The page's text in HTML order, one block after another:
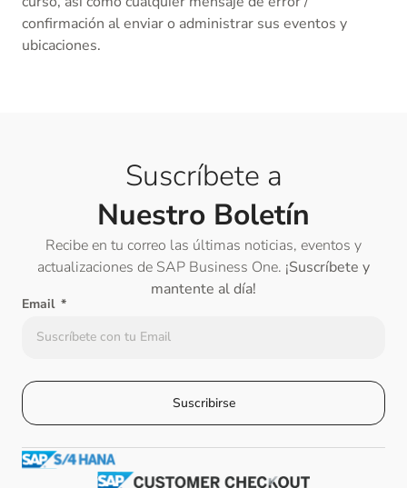
confirmación al enviar o administrar sus eventos y
ubicaciones.
Suscríbete a
Nuestro Boletín
Recibe en tu correo las últimas noticias, eventos y
actualizaciones de SAP Business One. ¡Suscríbete y
mantente al día!
Email
Suscribirse